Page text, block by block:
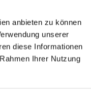
anbieten zu können
unserer
diese Informationen
Ihrer Nutzung
normale
K tragen zur Erhaltung
Gerüst unseres